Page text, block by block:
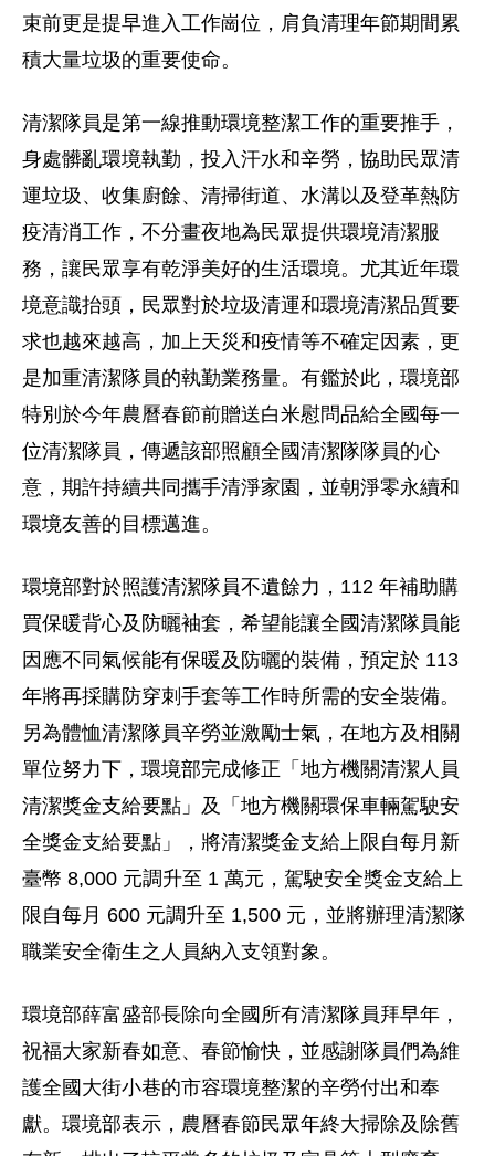
束前更是提早進入工作崗位，肩負清理年節期間累
積大量垃圾的重要使命。
清潔隊員是第一線推動環境整潔工作的重要推手，
身處髒亂環境執勤，投入汗水和辛勞，協助民眾清
運垃圾、收集廚餘、清掃街道、水溝以及登革熱防
疫清消工作，不分畫夜地為民眾提供環境清潔服
務，讓民眾享有乾淨美好的生活環境。尤其近年環
境意識抬頭，民眾對於垃圾清運和環境清潔品質要
求也越來越高，加上天災和疫情等不確定因素，更
是加重清潔隊員的執勤業務量。有鑑於此，環境部
特別於今年農曆春節前贈送白米慰問品給全國每一
位清潔隊員，傳遞該部照顧全國清潔隊隊員的心
意，期許持續共同攜手清淨家園，並朝淨零永續和
環境友善的目標邁進。
環境部對於照護清潔隊員不遺餘力，112 年補助購
買保暖背心及防曬袖套，希望能讓全國清潔隊員能
因應不同氣候能有保暖及防曬的裝備，預定於 113
年將再採購防穿刺手套等工作時所需的安全裝備。
另為體恤清潔隊員辛勞並激勵士氣，在地方及相關
單位努力下，環境部完成修正「地方機關清潔人員
清潔獎金支給要點」及「地方機關環保車輛駕駛安
全獎金支給要點」，將清潔獎金支給上限自每月新
臺幣 8,000 元調升至 1 萬元，駕駛安全獎金支給上
限自每月 600 元調升至 1,500 元，並將辦理清潔隊
職業安全衛生之人員納入支領對象。
環境部薛富盛部長除向全國所有清潔隊員拜早年，
祝福大家新春如意、春節愉快，並感謝隊員們為維
護全國大街小巷的市容環境整潔的辛勞付出和奉
獻。環境部表示，農曆春節民眾年終大掃除及除舊